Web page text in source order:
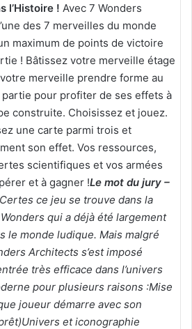
l’Histoire ! Avec 7 Wonders
des 7 merveilles du monde
maximum de points de victoire
! Bâtissez votre merveille étage
merveille prendre forme au
pour profiter de ses effets à
construite. Choisissez et jouez.
une carte parmi trois et
son effet. Vos ressources,
scientifiques et vos armées
et à gagner !Le mot du jury –
ce jeu se trouve dans la
qui a déjà été largement
le monde ludique. Mais malgré
Architects s’est imposé
très efficace dans l’univers
pour plusieurs raisons :Mise
joueur démarre avec son
Univers et iconographie